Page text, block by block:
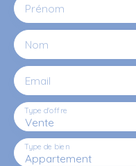
Prénom
Nom
Email
Vente
Type d'offre
Appartement
Type de bien